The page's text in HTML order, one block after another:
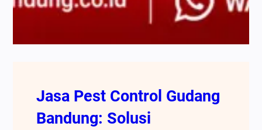
Jasa Pest Control Gudang
Bandung: Solusi